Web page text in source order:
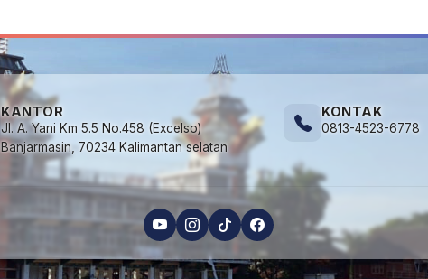
KANTOR
Jl. A. Yani Km 5.5 No.458 (Excelso)
Banjarmasin, 70234 Kalimantan selatan
KONTAK
0813-4523-6778